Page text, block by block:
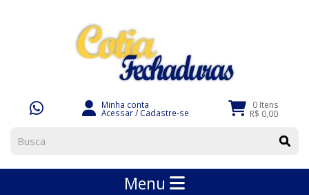
Minha conta
Acessar/ Cadastre-se
0 Itens
R$ 0,00
Menu